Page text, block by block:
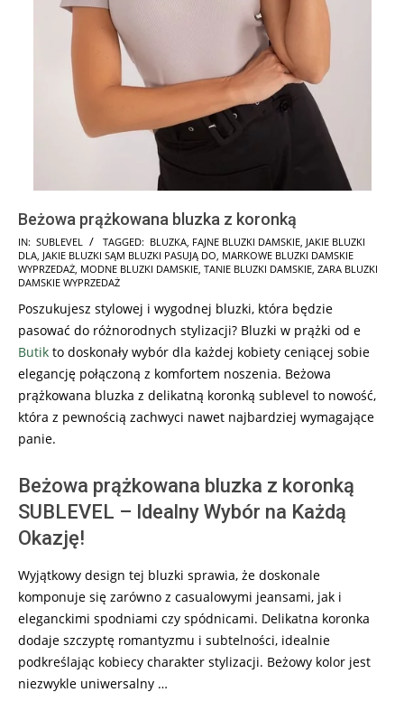
Beżowa prążkowana bluzka z koronką
2025-
10-
01
IN: SUBLEVEL TAGGED: BLUZKA FAJNE BLUZKI DAMSKIE JAKIE BLUZKI
DLA JAKIE BLUZKI SĄM BLUZKI PASUJĄ DO MARKOWE BLUZKI DAMSKIE
WYPRZEDAŻ MODNE BLUZKI DAMSKIE TANIE BLUZKI DAMSKIE ZARA BLUZKI
DAMSKIE WYPRZEDAŻ
Poszukujesz stylowej i wygodnej bluzki, która będzie
pasować do różnorodnych stylizacji? Bluzki w prążki od e
Butik to doskonały wybór dla każdej kobiety ceniącej sobie
elegancję połączoną z komfortem noszenia. Beżowa
prążkowana bluzka z delikatną koronką sublevel to nowość,
która z pewnością zachwyci nawet najbardziej wymagające
panie.
Beżowa prążkowana bluzka z koronką
SUBLEVEL – Idealny Wybór na Każdą
Okazję!
Wyjątkowy design tej bluzki sprawia, że doskonale
komponuje się zarówno z casualowymi jeansami, jak i
eleganckimi spodniami czy spódnicami. Delikatna koronka
dodaje szczyptę romantyzmu i subtelności, idealnie
podkreślając kobiecy charakter stylizacji. Beżowy kolor jest
niezwykle uniwersalny …